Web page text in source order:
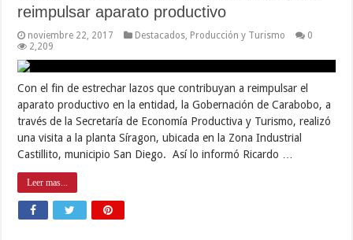
reimpulsar aparato productivo
noviembre 22, 2017 Destacados Producción y Turismo
0
2,209
Con el fin de estrechar lazos que contribuyan a reimpulsar el
aparato productivo en la entidad, la Gobernación de Carabobo, a
través de la Secretaría de Economía Productiva y Turismo, realizó
una visita a la planta Síragon, ubicada en la Zona Industrial
Castillito, municipio San Diego. Así lo informó Ricardo …
Leer mas...